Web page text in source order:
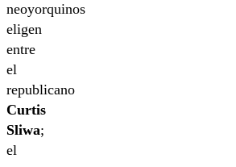
neoyorquinos
eligen
entre
el
republicano
Curtis
Sliwa;
el